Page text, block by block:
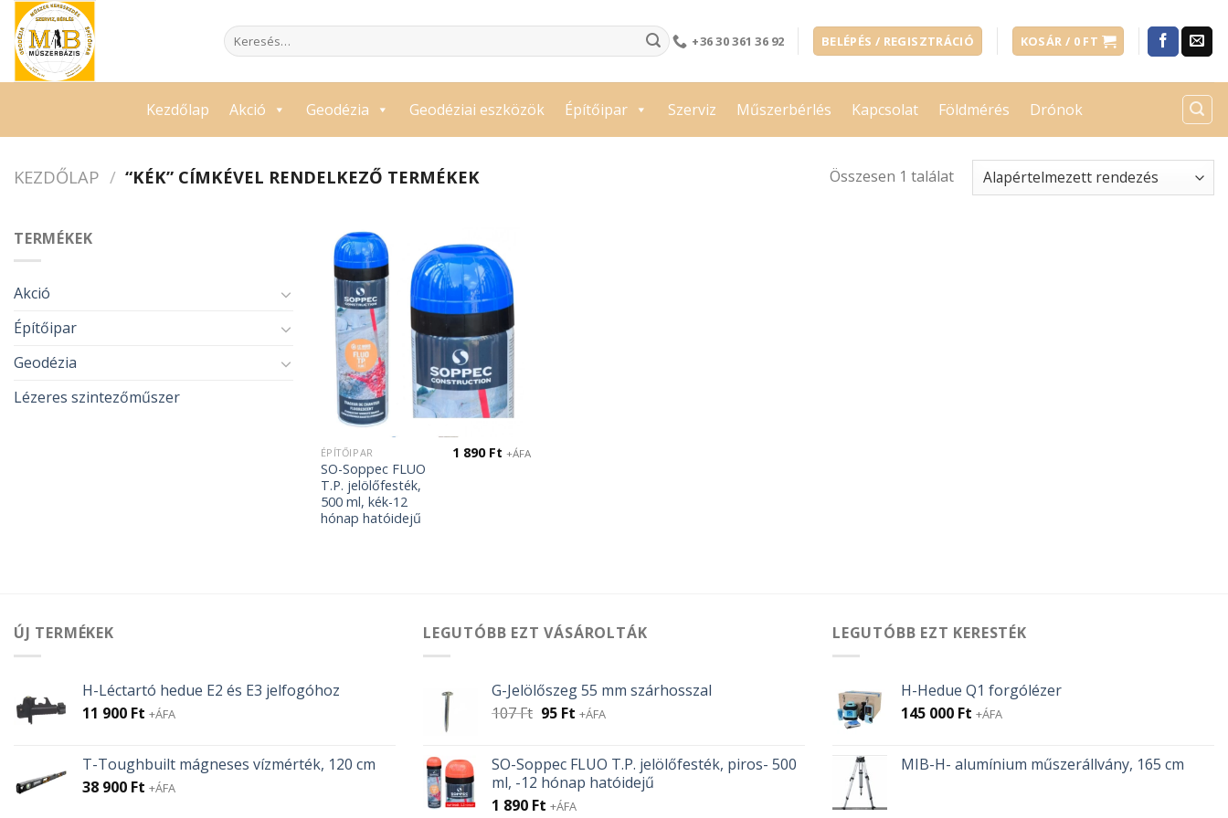
Skip
content
Keresés
a
+36 30 361 36 92 BELÉPÉS / REGISZTRÁCIÓ KOSÁR / 0 FT
Kezdőlap Akció Geodézia Geodéziai eszközök Építőipar Szerviz Műszerbérlés Kapcsolat Földmérés Drónok
KEZDŐLAP / “KÉK” CÍMKÉVEL RENDELKEZŐ TERMÉKEK Összesen 1 találat
TERMÉKEK
Akció
Építőipar
Geodézia
Lézeres szintezőműszer
ÉPÍTŐIPAR
SO-Soppec FLUO
T.P. jelölőfesték,
500 ml, kék-12
hónap hatóidejű
1 890 Ft +ÁFA
ÚJ TERMÉKEK
H-Léctartó hedue E2 és E3 jelfogóhoz
11 900 Ft +ÁFA
T-Toughbuilt mágneses vízmérték, 120 cm
38 900 Ft +ÁFA
LEGUTÓBB EZT VÁSÁROLTÁK
G-Jelölőszeg 55 mm szárhosszal
107Ft Original
107 Ft.
95 FtCurrent
95 Ft.
+ÁFA
SO-Soppec FLUO T.P. jelölőfesték, piros- 500
ml, -12 hónap hatóidejű
1 890 Ft +ÁFA
LEGUTÓBB EZT KERESTÉK
H-Hedue Q1 forgólézer
145 000 Ft +ÁFA
MIB-H- alumínium műszerállvány, 165 cm